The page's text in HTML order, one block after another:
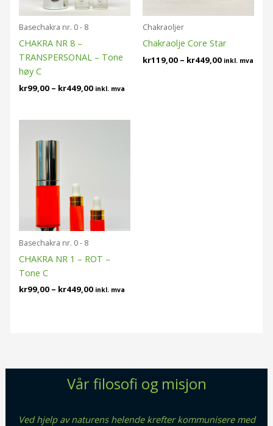
Basechakra nr. 0 - 8
CHAKRA NR 8 –
TRANSPERSONAL – Tone
høy C
kr99,00 – kr449,00 inkl. mva
Chakraoljer
Chakraolje Core Star
kr119,00 – kr449,00 inkl. mva
Basechakra nr. 0 - 8
CHAKRA NR 1 – ROT –
Tone C
kr99,00 – kr449,00 inkl. mva
Vår filosofi og misjon
Ved hjelp av naturens helende krefter kommunisere med